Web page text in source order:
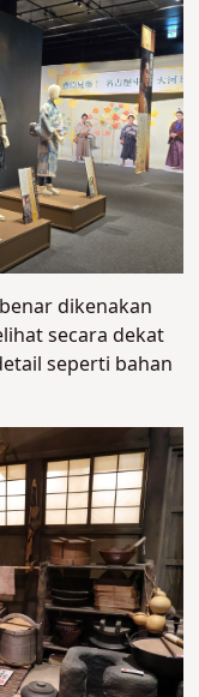
dikenakan
secara dekat
seperti bahan